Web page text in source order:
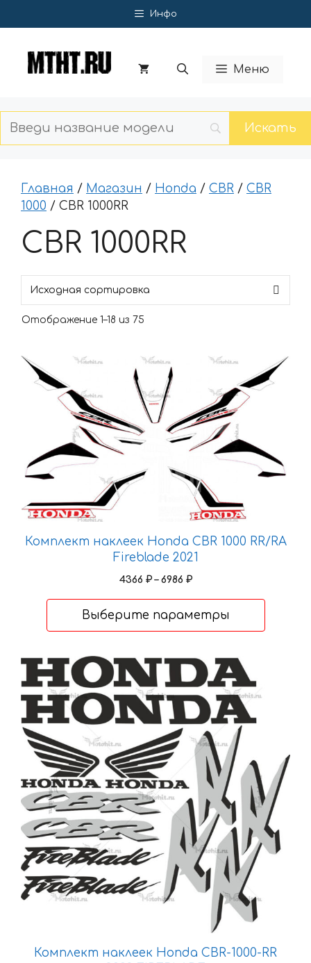
к
Инфо
Меню
Главная / Магазин / Honda / CBR / CBR
1000 / CBR 1000RR
CBR 1000RR
Отображение 1–18 из 75
Комплект наклеек Honda CBR 1000 RR/RA
Fireblade 2021
4366 ₽ – 6986 ₽Диапазон
–
Выберите параметры
Этот
товар
имеет
несколько
вариаций.
Опции
можно
на
странице
товара.
Комплект наклеек Honda CBR-1000-RR
Этот
товар
имеет
несколько
вариаций.
Опции
можно
выбрать
на
странице
товара.